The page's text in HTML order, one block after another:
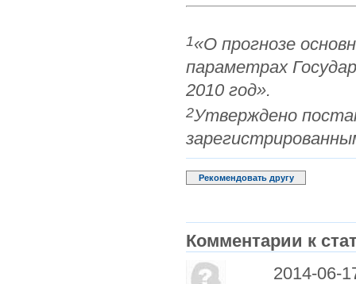
1«О прогнозе
параметрах
2010 год».
2Утверждено
Рекомендовать другу
Комментарии к
2014-06-